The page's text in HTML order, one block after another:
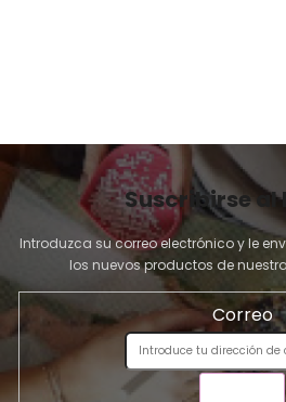
Suscribirse al
Introduzca su correo electrónico y le
los nuevos productos de
Correo